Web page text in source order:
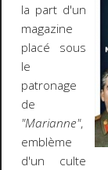
la part d'un
magazine
placé sous
le
patronage
de
"Marianne",
emblème
d'un culte